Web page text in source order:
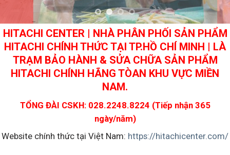
HITACHI CENTER | NHÀ PHÂN PHỐI SẢN PHẨM
HITACHI CHÍNH THỨC TẠI TP.HỒ CHÍ MINH | LÀ
TRẠM BẢO HÀNH & SỬA CHỮA SẢN PHẨM
HITACHI CHÍNH HÃNG TÒAN KHU VỰC MIỀN
NAM.
TỔNG ĐÀI CSKH: 028.2248.8224 (Tiếp nhận 365
ngày/năm)
Website chính thức tại Việt Nam: https://hitachicenter.com/